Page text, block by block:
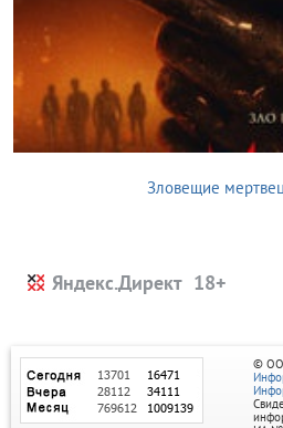
Зловещие
Яндекс.Директ
©